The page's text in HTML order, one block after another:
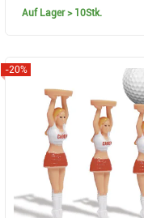
Auf Lager> 10Stk.
-20%